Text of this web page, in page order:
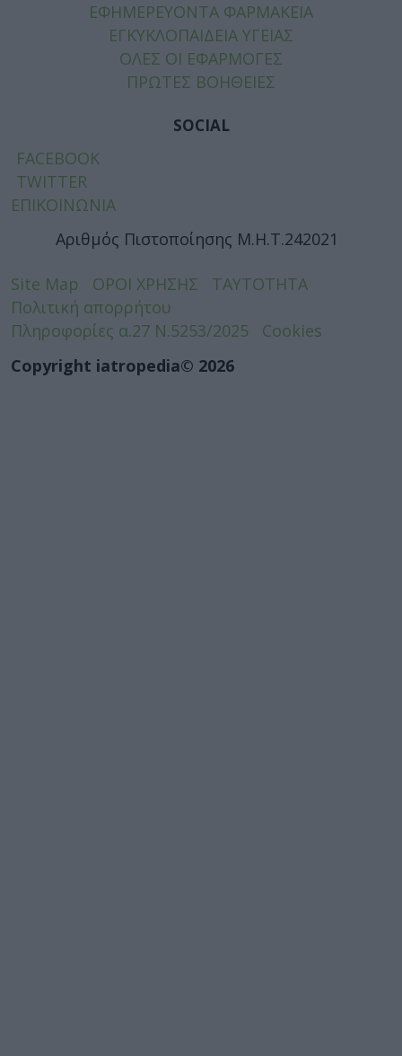
ΕΦΗΜΕΡΕΥΟΝΤΑ ΦΑΡΜΑΚΕΙΑ
ΕΓΚΥΚΛΟΠΑΙΔΕΙΑ ΥΓΕΙΑΣ
ΟΛΕΣ ΟΙ ΕΦΑΡΜΟΓΕΣ
ΠΡΩΤΕΣ ΒΟΗΘΕΙΕΣ
SOCIAL
FACEBOOK
TWITTER
ΕΠΙΚΟΙΝΩΝΙΑ
Αριθμός Πιστοποίησης Μ.Η.Τ.242021
Site Map ΟΡΟΙ ΧΡΗΣΗΣ
ΤΑΥΤΟΤΗΤΑ
Πολιτική απορρήτου
Πληροφορίες α.27 Ν.5253/2025
Cookies
Copyright iatropedia© 2026